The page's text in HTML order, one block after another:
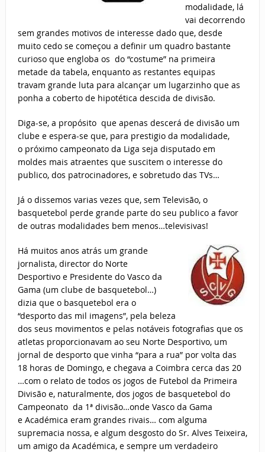
modalidade, lá
vai decorrendo
sem grandes motivos de interesse dado que, desde
muito cedo se começou a definir um quadro bastante
curioso que engloba os do “costume” na primeira
metade da tabela, enquanto as restantes equipas
travam grande luta para alcançar um lugarzinho que as
ponha a coberto de hipotética descida de divisão.
Diga-se, a propósito que apenas descerá de divisão um
clube e espera-se que, para prestigio da modalidade,
o próximo campeonato da Liga seja disputado em
moldes mais atraentes que suscitem o interesse do
publico, dos patrocinadores, e sobretudo das TVs…
Já o dissemos varias vezes que, sem Televisão, o
basquetebol perde grande parte do seu publico a favor
de outras modalidades bem menos…televisivas!
Há muitos anos atrás um grande
jornalista, director do Norte
Desportivo e Presidente do Vasco da
Gama (um clube de basquetebol…)
dizia que o basquetebol era o
“desporto das mil imagens”, pela beleza
dos seus movimentos e pelas notáveis fotografias que os
atletas proporcionavam ao seu Norte Desportivo, um
jornal de desporto que vinha “para a rua” por volta das
18 horas de Domingo, e chegava a Coimbra cerca das 20
…com o relato de todos os jogos de Futebol da Primeira
Divisão e, naturalmente, dos jogos de basquetebol do
Campeonato da 1ª divisão…onde Vasco da Gama
e Académica eram grandes rivais… com alguma
supremacia nossa, e algum desgosto do Sr. Alves Teixeira,
um amigo da Académica, e sempre um verdadeiro